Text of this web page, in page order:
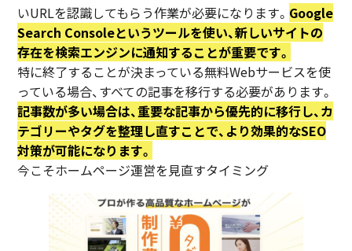
いURLを認識してもらう作業が必要になります。 Google
Search Consoleというツールを使い、新しいサイトの
存在を検索エンジンに通知することが重要です。
特に終了することが決まっている無料Webサービスを使
っている場合、すべての記事を移行する必要があります。
記事数が多い場合は、重要な記事から優先的に移行し、カ
テゴリーやタグを整理し直すことで、より効果的なSEO
対策が可能になります。
今こそホームページ運営を見直すタイミング